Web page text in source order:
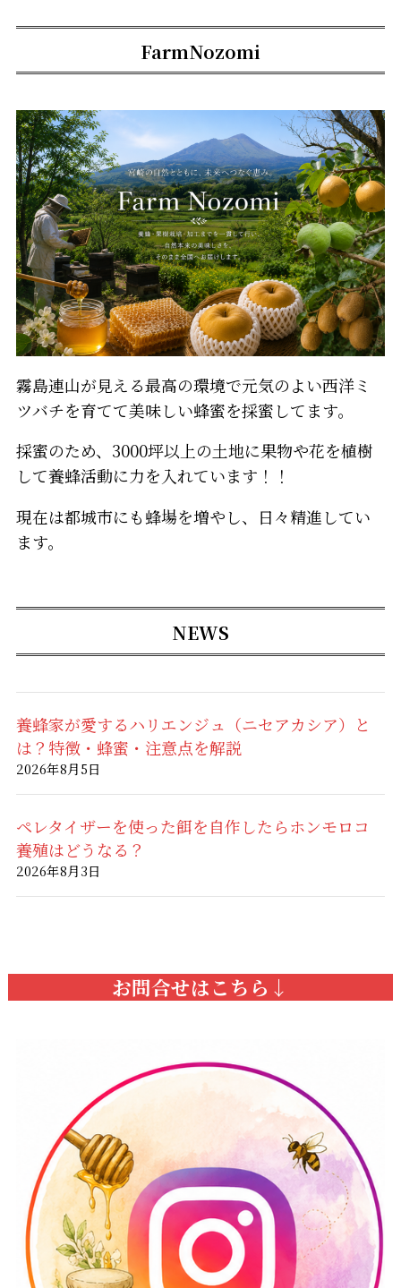
FarmNozomi
霧島連山が見える最高の環境で元気のよい西洋ミ
ツバチを育てて美味しい蜂蜜を採蜜してます。
採蜜のため、3000坪以上の土地に果物や花を植樹
して養蜂活動に力を入れています！！
現在は都城市にも蜂場を増やし、日々精進してい
ます。
NEWS
養蜂家が愛するハリエンジュ（ニセアカシア）と
は？特徴・蜂蜜・注意点を解説
2026年8月5日
ペレタイザーを使った餌を自作したらホンモロコ
養殖はどうなる？
2026年8月3日
お問合せはこちら↓